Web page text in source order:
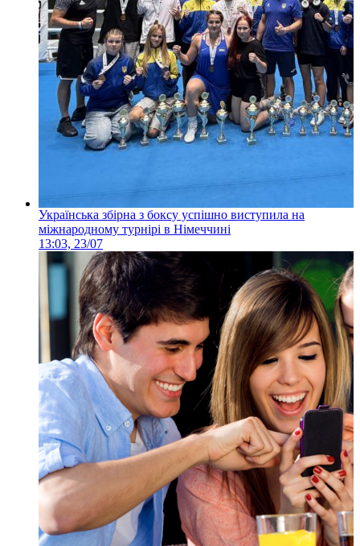
Українська збірна з боксу успішно виступила на
міжнародному турнірі в Німеччині
13:03, 23/07